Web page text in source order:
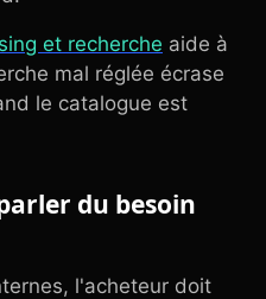
et recherche aide à
mal réglée écrase
le catalogue est
du besoin
l'acheteur doit